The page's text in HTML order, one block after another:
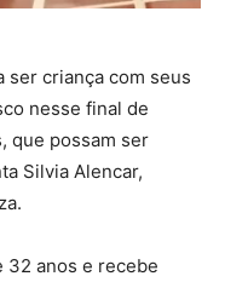
ser criança com seus
nesse final de
que possam ser
Silvia Alencar,
32 anos e recebe